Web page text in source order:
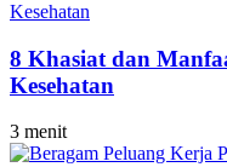
Kesehatan
8 Khasiat dan
Kesehatan
3 menit